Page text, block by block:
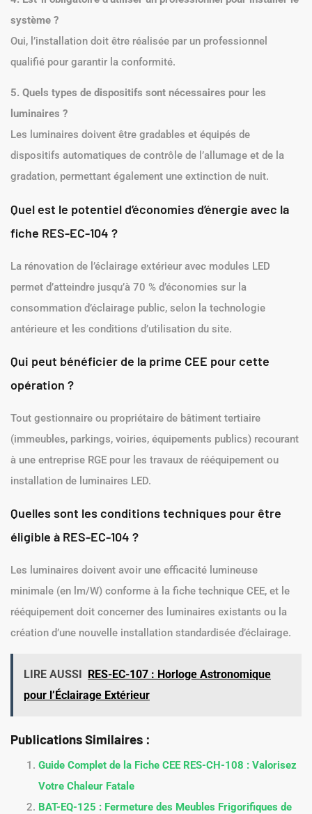
système ?
Oui, l’installation doit être réalisée par un professionnel
qualifié pour garantir la conformité.
5. Quels types de dispositifs sont nécessaires pour les
luminaires ?
Les luminaires doivent être gradables et équipés de
dispositifs automatiques de contrôle de l’allumage et de la
gradation, permettant également une extinction de nuit.
Quel est le potentiel d’économies d’énergie avec la
fiche RES-EC-104 ?
La rénovation de l’éclairage extérieur avec modules LED
permet d’atteindre jusqu’à 70 % d’économies sur la
consommation d’éclairage public, selon la technologie
antérieure et les conditions d’utilisation du site.
Qui peut bénéficier de la prime CEE pour cette
opération ?
Tout gestionnaire ou propriétaire de bâtiment tertiaire
(immeubles, parkings, voiries, équipements publics) recourant
à une entreprise RGE pour les travaux de rééquipement ou
installation de luminaires LED.
Quelles sont les conditions techniques pour être
éligible à RES-EC-104 ?
Les luminaires doivent avoir une efficacité lumineuse
minimale (en lm/W) conforme à la fiche technique CEE, et le
rééquipement doit concerner des luminaires existants ou la
création d’une nouvelle installation standardisée d’éclairage.
LIRE AUSSI RES-EC-107 : Horloge Astronomique
pour l’Éclairage Extérieur
Publications Similaires :
Guide Complet de la Fiche CEE RES-CH-108 : Valorisez
Votre Chaleur Fatale
BAT-EQ-125 : Fermeture des Meubles Frigorifiques de